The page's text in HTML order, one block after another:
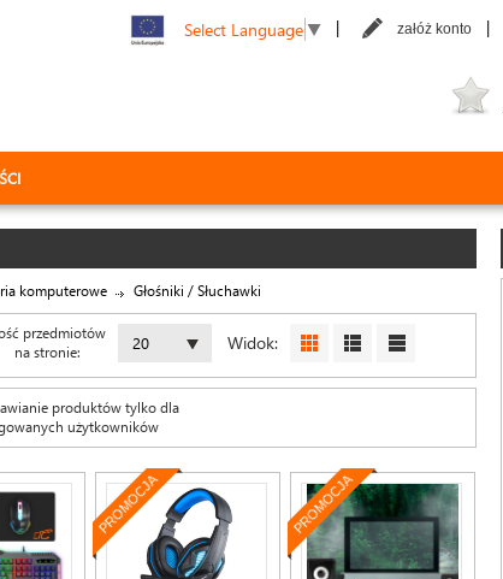
Select Language▼ | załóż konto |
komputerowe Głośniki / Słuchawki
przedmiotów
na stronie:
20 Widok:
produktów tylko dla
użytkowników
PROMOCJA PROMOCJA